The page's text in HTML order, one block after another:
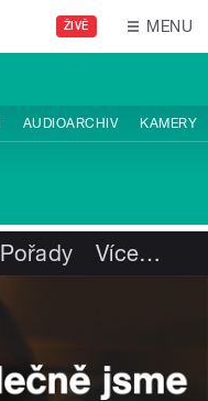
ŽIVĚ MENU
AUDIOARCHIV KAMERY
Pořady Více…